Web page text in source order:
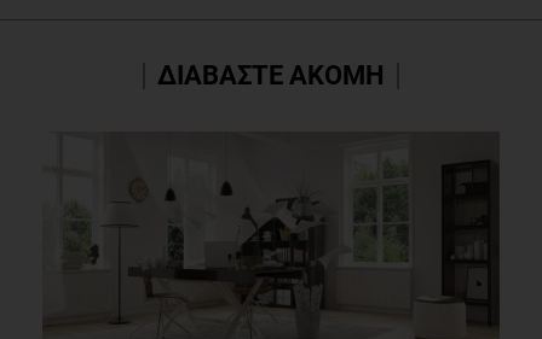
ΔΙΑΒΑΣΤΕ ΑΚΟΜΗ